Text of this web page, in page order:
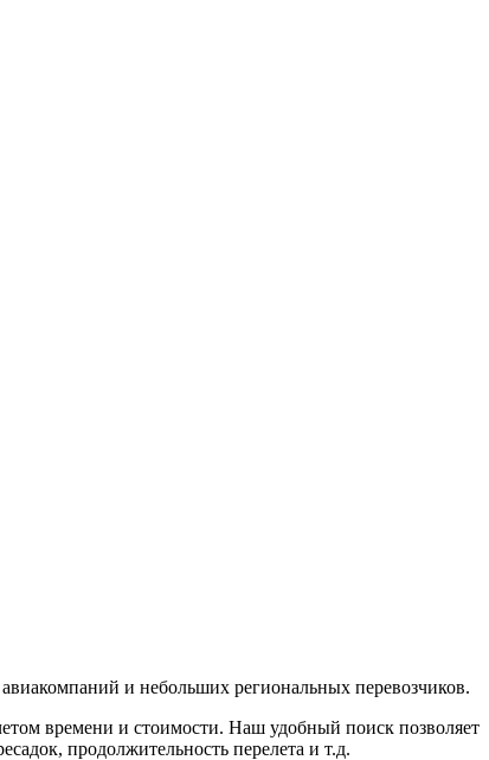
и небольших региональных перевозчиков.
времени и стоимости. Наш удобный поиск позволяет
продолжительность перелета и т.д.